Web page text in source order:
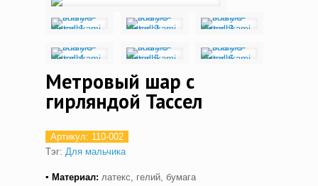
Метровый шар с
гирляндой Тассел
Артикул: 110-002
Тэг: Для мальчика
▪ Материал: латекс, гелий, бумага